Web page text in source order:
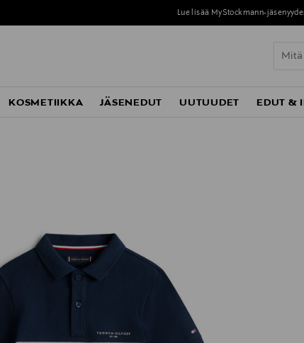
Lue lisää MyStockmann-
KOSMETIIKKA JÄSENEDUT UUTUUDET EDUT &